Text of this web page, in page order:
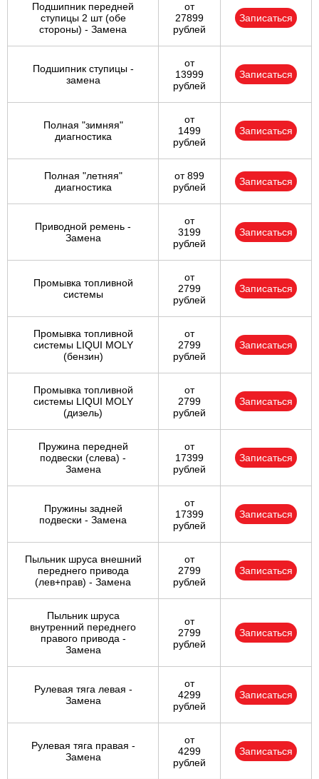
Подшипник передней
ступицы 2 шт (обе
стороны) - Замена
от
27899
рублей
Записаться
Подшипник ступицы -
замена
от
13999
рублей
Записаться
Полная "зимняя"
диагностика
от
1499
рублей
Записаться
Полная "летняя"
диагностика
от 899
рублей
Записаться
Приводной ремень -
Замена
от
3199
рублей
Записаться
Промывка топливной
системы
от
2799
рублей
Записаться
Промывка топливной
системы LIQUI MOLY
(бензин)
от
2799
рублей
Записаться
Промывка топливной
системы LIQUI MOLY
(дизель)
от
2799
рублей
Записаться
Пружина передней
подвески (слева) -
Замена
от
17399
рублей
Записаться
Пружины задней
подвески - Замена
от
17399
рублей
Записаться
Пыльник шруса внешний
переднего привода
(лев+прав) - Замена
от
2799
рублей
Записаться
Пыльник шруса
внутренний переднего
правого привода -
Замена
от
2799
рублей
Записаться
Рулевая тяга левая -
Замена
от
4299
рублей
Записаться
Рулевая тяга правая -
Замена
от
4299
рублей
Записаться